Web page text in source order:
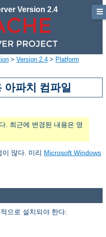
Version 2.4
> Version 2.4 > Platform
파치 컴파일
. 최근에 변경된 내용은 영
많다. 미리 Microsoft Windows
으로 설치되야 한다:
☰